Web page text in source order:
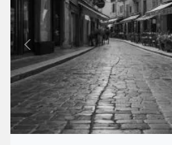
Précédent